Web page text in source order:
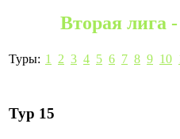
Вторая лига
Туры: 1 2 3 4 5 6 7 8 9 10
Тур 15